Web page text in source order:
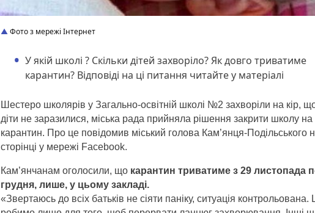
Фото з мережі Інтернет
У якій школі ? Скільки дітей захворіло? Як довго триватиме
карантин? Відповіді на ці питання читайте у матеріалі
Шестеро школярів у Загально-освітній школі №2 захворіли на кір,
діти не заразилися, міська рада прийняла рішення закрити школу на
карантин. Про це повідомив міський голова Кам’янця-Подільського
сторінці у мережі Facebook.
Кам’янчанам оголосили, що карантин триватиме з 29 листопада
грудня, лише, у цьому закладі.
«Звертаюсь до всіх батьків не сіяти паніку, ситуація контрольована.